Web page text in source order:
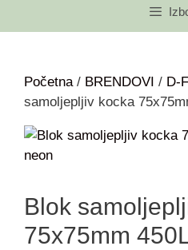
Početna/ BRENDOVI / D-F
samoljepljiv kocka
Blok
75x75mm